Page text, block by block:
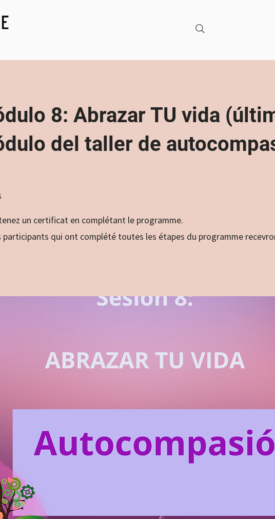
8: Abrazar TU vida
del taller de
un certificat en complétant le programme.
participants qui ont complété toutes les étapes du programme